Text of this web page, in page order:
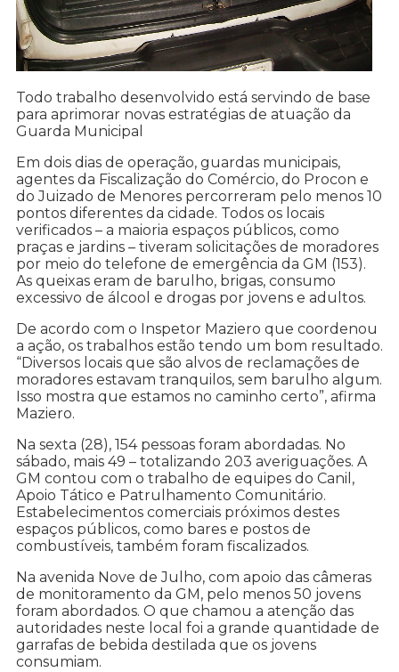
Todo trabalho desenvolvido está servindo de base
para aprimorar novas estratégias de atuação da
Guarda Municipal
Em dois dias de operação, guardas municipais,
agentes da Fiscalização do Comércio, do Procon e
do Juizado de Menores percorreram pelo menos 10
pontos diferentes da cidade. Todos os locais
verificados – a maioria espaços públicos, como
praças e jardins – tiveram solicitações de moradores
por meio do telefone de emergência da GM (153).
As queixas eram de barulho, brigas, consumo
excessivo de álcool e drogas por jovens e adultos.
De acordo com o Inspetor Maziero que coordenou
a ação, os trabalhos estão tendo um bom resultado.
“Diversos locais que são alvos de reclamações de
moradores estavam tranquilos, sem barulho algum.
Isso mostra que estamos no caminho certo”, afirma
Maziero.
Na sexta (28), 154 pessoas foram abordadas. No
sábado, mais 49 – totalizando 203 averiguações. A
GM contou com o trabalho de equipes do Canil,
Apoio Tático e Patrulhamento Comunitário.
Estabelecimentos comerciais próximos destes
espaços públicos, como bares e postos de
combustíveis, também foram fiscalizados.
Na avenida Nove de Julho, com apoio das câmeras
de monitoramento da GM, pelo menos 50 jovens
foram abordados. O que chamou a atenção das
autoridades neste local foi a grande quantidade de
garrafas de bebida destilada que os jovens
consumiam.